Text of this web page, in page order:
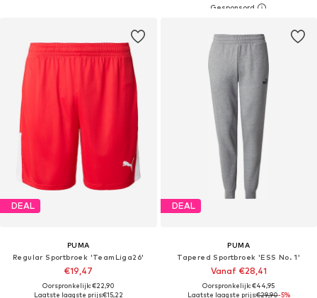
DEAL
PUMA
Regular Sportbroek 'TeamLiga26'
€19,47
Oorspronkelijk: €22,90
Laatste laagste prijs:€15,22
DEAL
PUMA
Tapered Sportbroek 'ESS No. 1'
Vanaf €28,41
Oorspronkelijk: €44,95
Laatste laagste prijs:€29,90-5%